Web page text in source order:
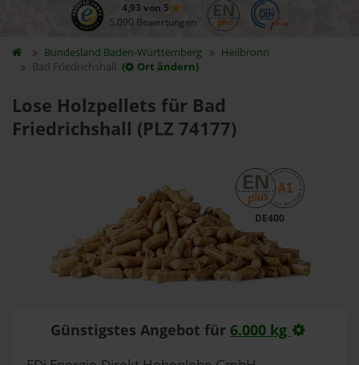
4,93 von 5
5.090 Bewertungen
Bundesland Baden-Württemberg
Heilbronn
Bad Friedrichshall ( Ort ändern)
Lose Holzpellets für Bad
Friedrichshall (PLZ 74177)
DE400
Günstigstes Angebot für 6.000 kg